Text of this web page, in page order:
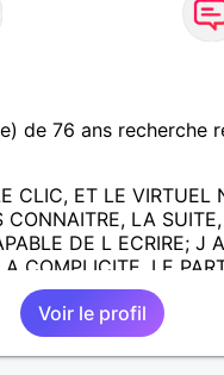
de 76 ans recherche
CLIC, ET LE VIRTUEL
CONNAITRE, LA
DE L ECRIRE; J
COMPLICITE, LE
DE LA VIE : BALADES,
AILLEURS. ETRE A L
SERA PLUS BELLE
Voir le profil